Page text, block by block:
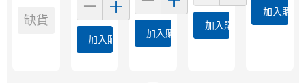
缺貨
加入購物車 加入購物車
加入購物車
加入購物